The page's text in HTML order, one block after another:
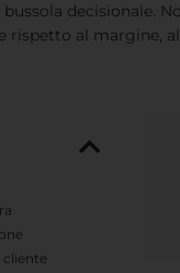
decisionale.
rispetto al margine,
cliente